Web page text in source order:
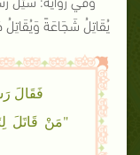
يُقَاتِلُ شَجَاعَةً
فَقَالَ
"مَنْ قَاتَلَ